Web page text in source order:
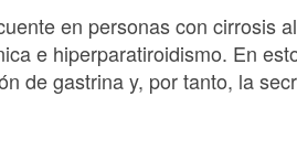
en personas con cirrosis
e hiperparatiroidismo. En
de gastrina y, por tanto, la